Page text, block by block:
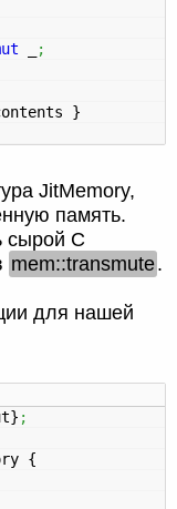
;
}
JitMemory,
память.
сырой С
mem::transmute.
для нашей
} ;
{